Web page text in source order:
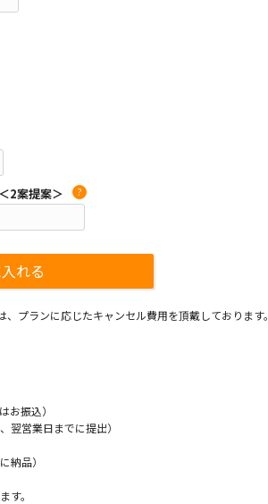
2案提案＞ ?
プランに応じたキャンセル費用を頂戴しております。
お振込）
翌営業日までに提出）
納品）
す。